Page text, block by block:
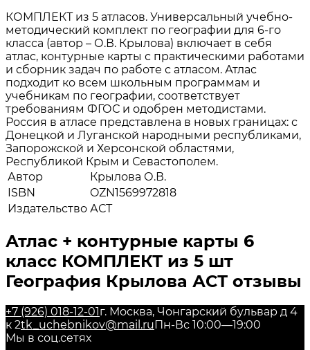
КОМПЛЕКТ из 5 атласов. Универсальный учебно-
методический комплект по географии для 6-го
класса (автор – О.В. Крылова) включает в себя
атлас, контурные карты с практическими работами
и сборник задач по работе с атласом. Атлас
подходит ко всем школьным программам и
учебникам по географии, соответствует
требованиям ФГОС и одобрен методистами.
Россия в атласе представлена в новых границах: с
Донецкой и Луганской народными республиками,
Запорожской и Херсонской областями,
Республикой Крым и Севастополем.
Автор
Крылова О.В.
ISBN
OZN1569972818
Издательство АСТ
Атлас + контурные карты 6
класс КОМПЛЕКТ из 5 шт
География Крылова АСТ отзывы
+7 (926) 018-12-01г. Москва, Чонгарский бульвар д 4
к 2tk_uchebnikov@mail.ruПн-Вс 10:00—19:00
Мы в соц.сетях